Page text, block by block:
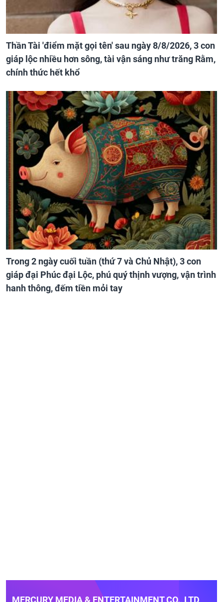
Thần Tài 'điểm mặt gọi tên' sau ngày 8/8/2026, 3 con
giáp lộc nhiều hơn sông, tài vận sáng như trăng Rằm,
chính thức hết khổ
Trong 2 ngày cuối tuần (thứ 7 và Chủ Nhật), 3 con
giáp đại Phúc đại Lộc, phú quý thịnh vượng, vận trình
hanh thông, đếm tiền mỏi tay
MERCURY MEDIA & ENTERTAINMENT CO., LTD